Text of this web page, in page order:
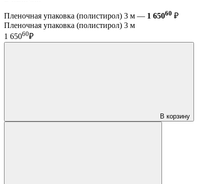
Пленочная упаковка (полистирол) 3 м — 1 65060 ₽
Пленочная упаковка (полистирол) 3 м
1 65060₽
В корзину